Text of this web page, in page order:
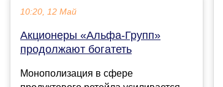
10:20, 12 Май
Акционеры «Альфа-Групп»
продолжают богатеть
Монополизация в сфере